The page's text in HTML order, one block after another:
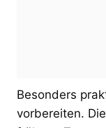
Besonders
vorbereiten.